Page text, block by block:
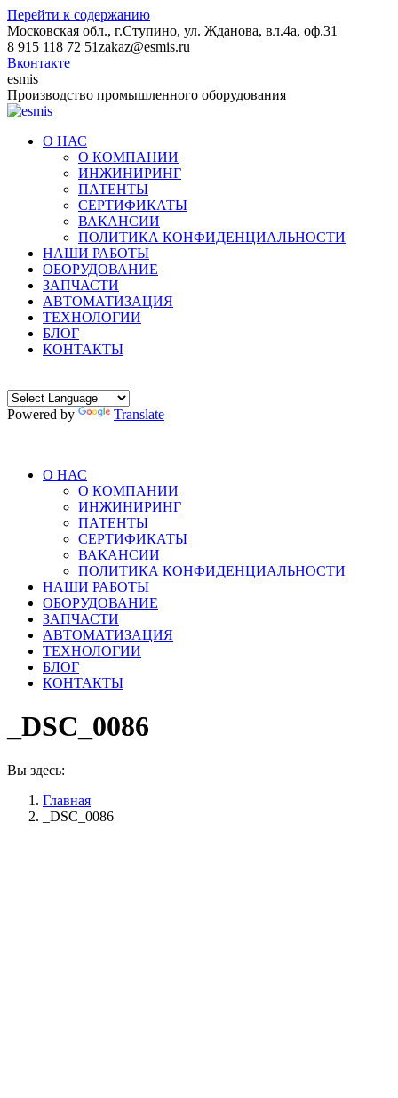
Перейти к содержанию
Московская обл., г.Ступино, ул. Жданова, вл.4а, оф.31
8 915 118 72 51zakaz@esmis.ru
Вконтакте
esmis
Производство промышленного оборудования
О НАС
О КОМПАНИИ
ИНЖИНИРИНГ
ПАТЕНТЫ
СЕРТИФИКАТЫ
ВАКАНСИИ
ПОЛИТИКА КОНФИДЕНЦИАЛЬНОСТИ
НАШИ РАБОТЫ
ОБОРУДОВАНИЕ
ЗАПЧАСТИ
АВТОМАТИЗАЦИЯ
ТЕХНОЛОГИИ
БЛОГ
КОНТАКТЫ
Powered by Translate
О НАС
О КОМПАНИИ
ИНЖИНИРИНГ
ПАТЕНТЫ
СЕРТИФИКАТЫ
ВАКАНСИИ
ПОЛИТИКА КОНФИДЕНЦИАЛЬНОСТИ
НАШИ РАБОТЫ
ОБОРУДОВАНИЕ
ЗАПЧАСТИ
АВТОМАТИЗАЦИЯ
ТЕХНОЛОГИИ
БЛОГ
КОНТАКТЫ
_DSC_0086
Вы здесь:
Главная
_DSC_0086